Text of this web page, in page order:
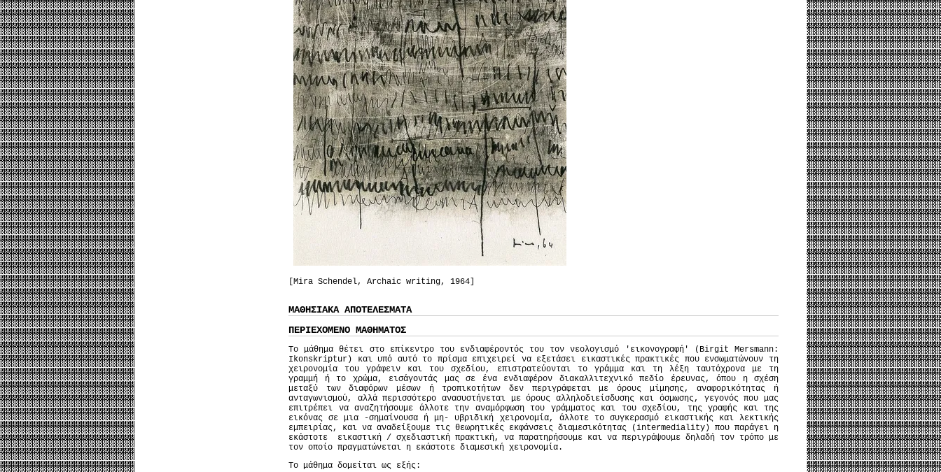
[Mira Schendel, Archaic writing, 1964]
ΜΑΘΗΣΙΑΚΑ ΑΠΟΤΕΛΕΣΜΑΤΑ
ΠΕΡΙΕΧΟΜΕΝΟ ΜΑΘΗΜΑΤΟΣ
Το μάθημα θέτει στο επίκεντρο του ενδιαφέροντός του τον νεολογισμό 'εικονογραφή' (Birgit Mersmann:
Ikonskriptur) και υπό αυτό το πρίσμα επιχειρεί να εξετάσει εικαστικές πρακτικές που ενσωματώνουν τη
χειρονομία του γράφειν και του σχεδίου, επιστρατεύονται το γράμμα και τη λέξη ταυτόχρονα με τη
γραμμή ή το χρώμα, εισάγοντάς μας σε ένα ενδιαφέρον διακαλλιτεχνικό πεδίο έρευνας, όπου η σχέση
μεταξύ των διαφόρων μέσων ή τροπικοτήτων δεν περιγράφεται με όρους μίμησης, αναφορικότητας ή
ανταγωνισμού, αλλά περισσότερο ανασυστήνεται με όρους αλληλοδιείσδυσης και όσμωσης, γεγονός που μας
επιτρέπει να αναζητήσουμε άλλοτε την αναμόρφωση του γράμματος και του σχεδίου, της γραφής και της
εικόνας σε μια -σημαίνουσα ή μη- υβριδική χειρονομία, άλλοτε το συγκερασμό εικαστικής και λεκτικής
εμπειρίας, και να αναδείξουμε τις θεωρητικές εκφάνσεις διαμεσικότητας (intermediality) που παράγει η
εκάστοτε εικαστική / σχεδιαστική πρακτική, να παρατηρήσουμε και να περιγράψουμε δηλαδή τον τρόπο με
τον οποίο πραγματώνεται η εκάστοτε διαμεσική χειρονομία.
Tο μάθημα δομείται ως εξής: